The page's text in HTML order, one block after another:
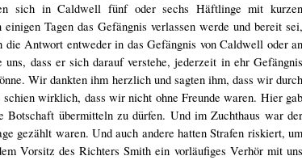
sich in Caldwell fünf oder sechs Häftlinge mit kurzen
Tagen das Gefängnis verlassen werde und bereit sei,
Antwort entweder in das Gefängnis von Caldwell oder an
dass er sich darauf verstehe, jederzeit in ehr Gefängnis
Wir dankten ihm herzlich und sagten ihm, dass wir durch
wirklich, dass wir nicht ohne Freunde waren. Hier gab
übermitteln zu dürfen. Und im Zuchthaus war der
gezählt waren. Und auch andere hatten Strafen riskiert, um
Vorsitz des Richters Smith ein vorläufiges Verhör mit uns